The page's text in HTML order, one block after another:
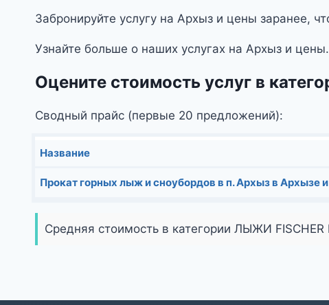
Забронируйте услугу на Архыз и цены заранее,
Узнайте больше о наших услугах на Архыз и цены.
Оцените стоимость услуг в
Сводный прайс (первые 20 предложений):
Название
Прокат горных лыж и сноубордов в п. Архыз в Архызе
Средняя стоимость в категории ЛЫЖИ FISCHER